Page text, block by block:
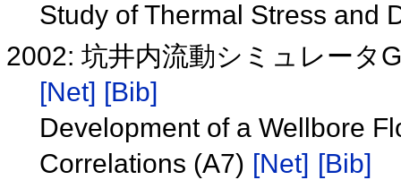
Study of Thermal Stress and
2002: 坑井内流動シミュレータ
[Net] [Bib]
Development of a Wellbore
Correlations (A7) [Net] [Bib]